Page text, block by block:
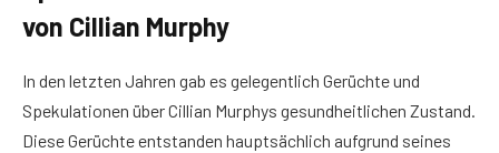
von Cillian Murphy
In den letzten Jahren gab es gelegentlich Gerüchte und
Spekulationen über Cillian Murphys gesundheitlichen Zustand.
Diese Gerüchte entstanden hauptsächlich aufgrund seines